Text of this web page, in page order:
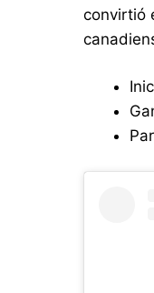
convirtió